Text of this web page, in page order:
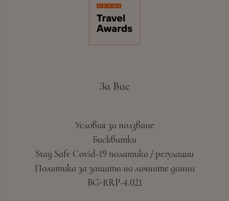
За Вас
Условия за ползване
Бисквитки
Stay Safe Covid-19 политика / регулации
Политика за защита на личните данни
BG-RRP-4.021